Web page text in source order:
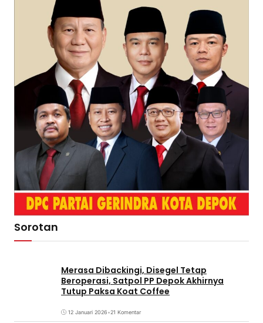
Sorotan
Merasa Dibackingi, Disegel Tetap
Beroperasi, Satpol PP Depok Akhirnya
Tutup Paksa Koat Coffee
12 Januari 2026•21 Komentar